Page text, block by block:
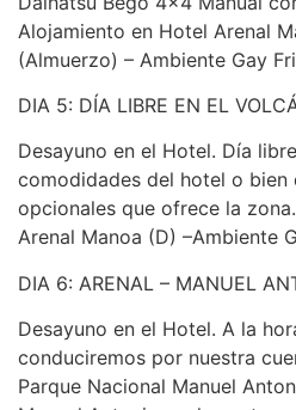
Alojamiento en Hotel Arenal
(Almuerzo) – Ambiente Gay
DIA 5: DÍA LIBRE EN EL
Desayuno en el Hotel. Día
comodidades del hotel o bien
opcionales que ofrece la
Arenal Manoa (D) –Ambiente
DIA 6: ARENAL – MANUEL
Desayuno en el Hotel. A la
conduciremos por nuestra
Parque Nacional Manuel